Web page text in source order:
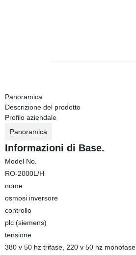
Panoramica
Descrizione del prodotto
Profilo aziendale
Panoramica
Informazioni di Base.
Model No.
RO-2000L/H
nome
osmosi inversore
controllo
plc (siemens)
tensione
380 v 50 hz trifase, 220 v 50 hz monofase